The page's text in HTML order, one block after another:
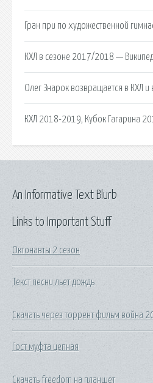
Гран при по художественной
КХЛ в сезоне 2017/2018 —
Олег Знарок возвращается в КХЛ и
КХЛ 2018-2019, Кубок Гагарина
Links to Important Stuff
Октонавты 2 сезон
Текст песни льет дождь
Скачать через торрент фильм война
Гост муфта цепная
Скачать freedom на планшет
An Informative Text Blurb